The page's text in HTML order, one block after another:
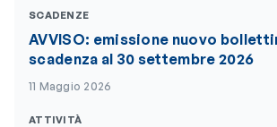
SCADENZE
AVVISO: emissione nuovo
scadenza al 30 settembre 2026
11 Maggio 2026
ATTIVITÀ